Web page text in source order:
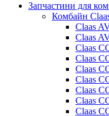
Запчастини для
Комбайн
Claas
Claas
Claas
Claas
Claas
Claas
Claas
Claas
Claas